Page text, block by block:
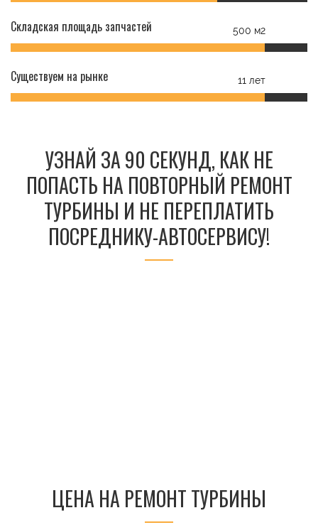
Складская площадь запчастей 500 м2
Существуем на рынке 11 лет
УЗНАЙ ЗА 90 СЕКУНД, КАК НЕ
ПОПАСТЬ НА ПОВТОРНЫЙ РЕМОНТ
ТУРБИНЫ И НЕ ПЕРЕПЛАТИТЬ
ПОСРЕДНИКУ-АВТОСЕРВИСУ!
ЦЕНА НА РЕМОНТ ТУРБИНЫ